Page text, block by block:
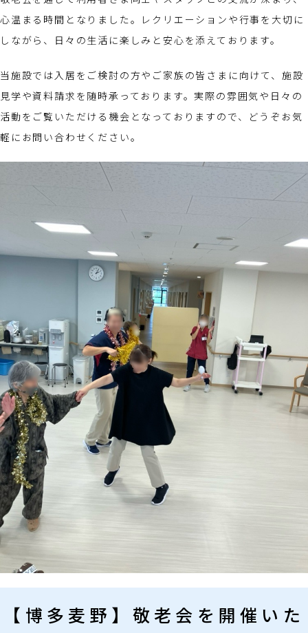
心温まる時間となりました。レクリエーションや行事を大切に
しながら、日々の生活に楽しみと安心を添えております。
当施設では入居をご検討の方やご家族の皆さまに向けて、施設
見学や資料請求を随時承っております。実際の雰囲気や日々の
活動をご覧いただける機会となっておりますので、どうぞお気
軽にお問い合わせください。
【博多麦野】敬老会を開催いた